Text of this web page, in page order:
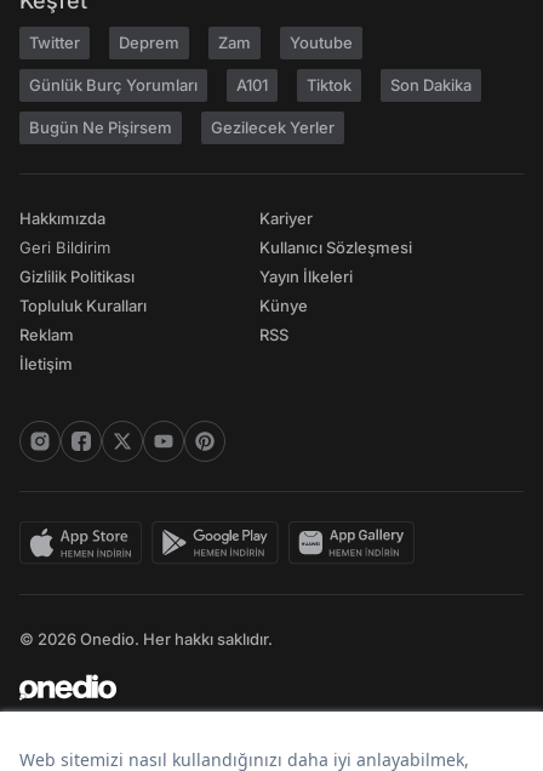
Twitter Deprem Zam Youtube
Günlük Burç Yorumları A101 Tiktok Son Dakika
Bugün Ne Pişirsem Gezilecek Yerler
Hakkımızda
Geri Bildirim
Gizlilik Politikası
Topluluk Kuralları
Reklam
İletişim
Kariyer
Kullanıcı Sözleşmesi
Yayın İlkeleri
Künye
RSS
© 2026 Onedio. Her hakkı saklıdır.